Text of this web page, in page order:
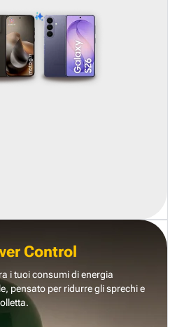
Control
i tuoi consumi di energia
pensato per ridurre gli sprechi e